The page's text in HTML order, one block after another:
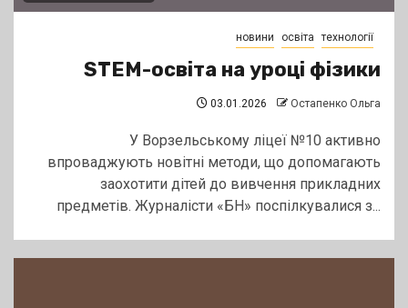
новини освіта технології
STEM-освіта на уроці фізики
03.01.2026 Остапенко Ольга
У Ворзельському ліцеї №10 активно
впроваджують новітні методи, що допомагають
заохотити дітей до вивчення прикладних
предметів. Журналісти «БН» поспілкувалися з...